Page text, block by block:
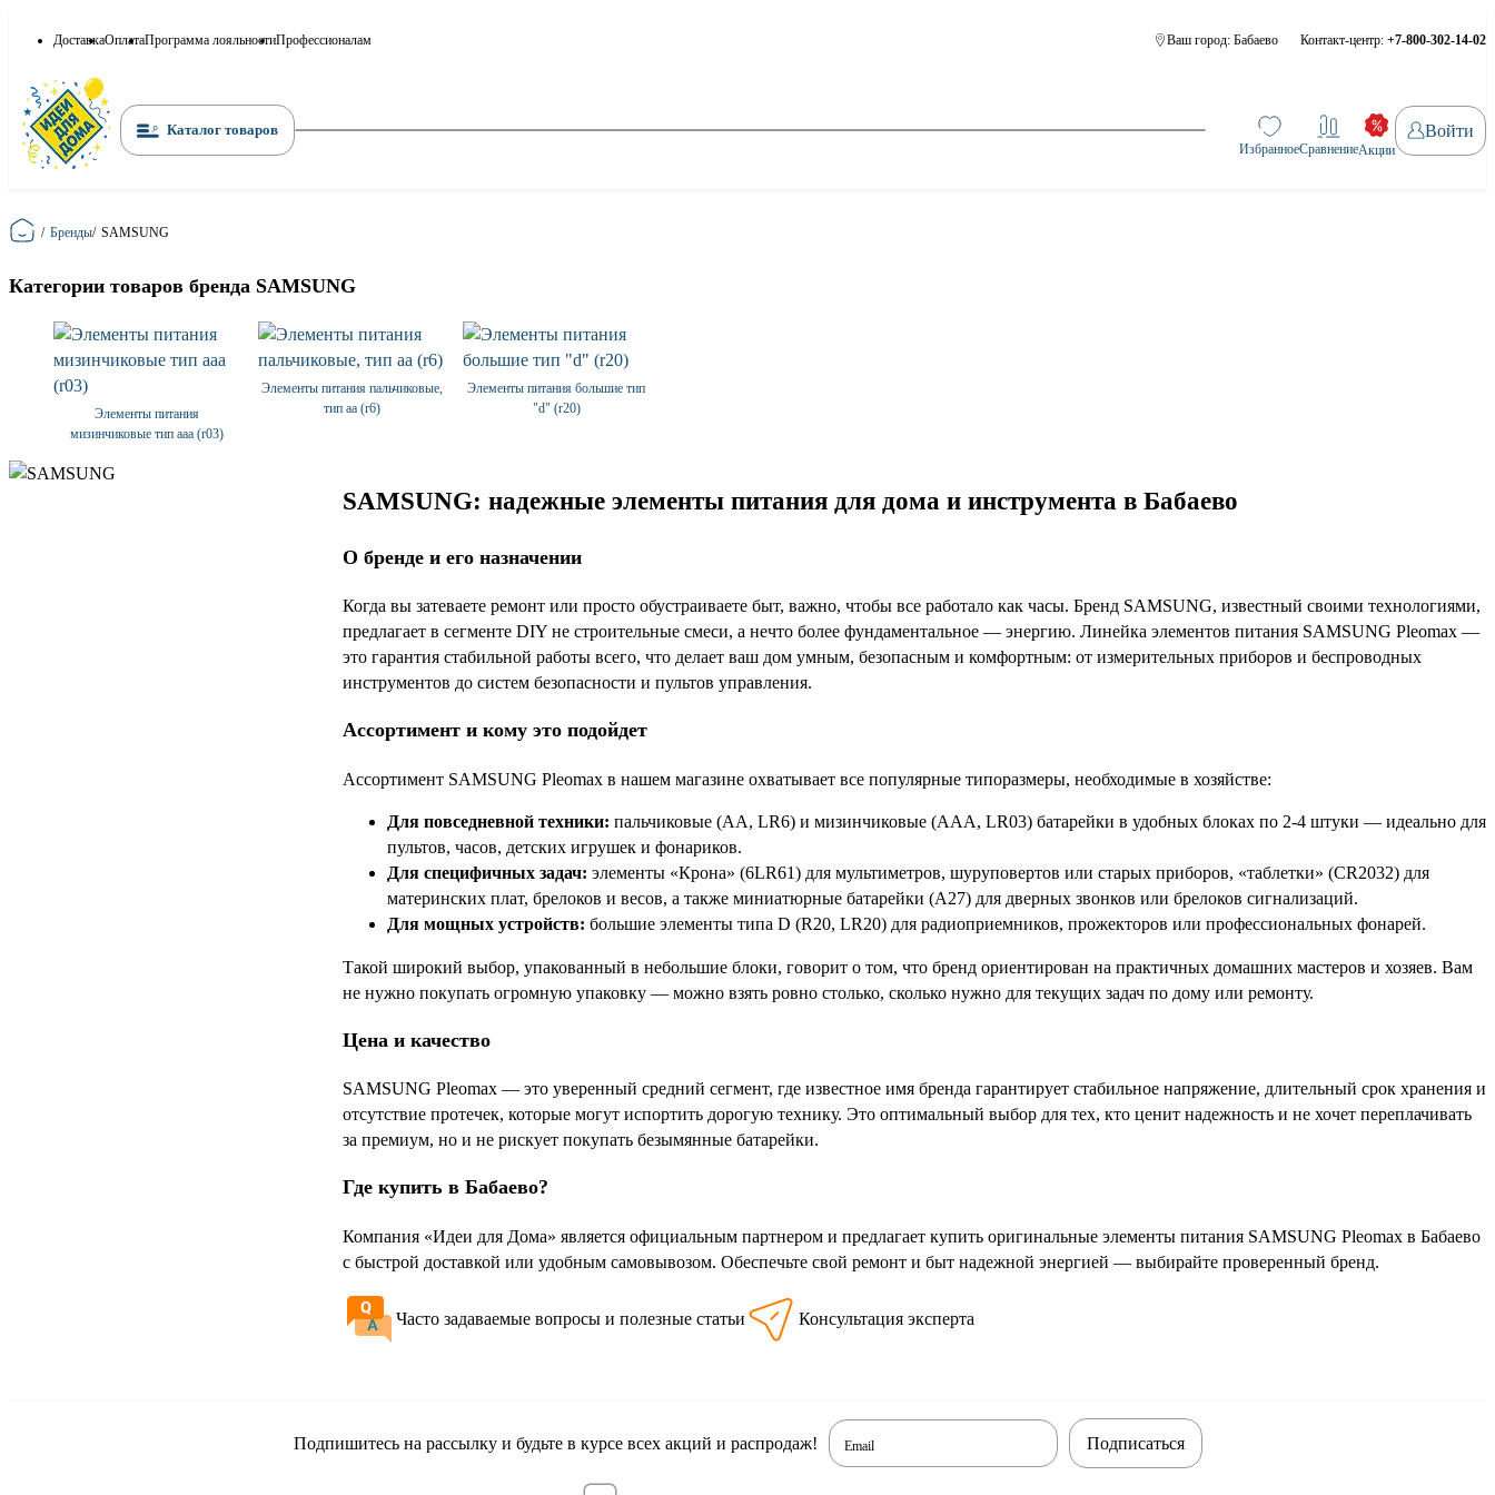
ДоставкаОплатаПрограмма лояльностиПрофессионалам Ваш город: Бабаево Контакт-центр: +7-800-302-14-02
Каталог товаров
ИзбранноеСравнениеАкции
Войти
Главная
/ Бренды/ SAMSUNG
Категории товаров бренда SAMSUNG
Элементы питания
мизинчиковые тип ааа (r03)
Элементы питания пальчиковые,
тип аа (r6)
Элементы питания большие тип
"d" (r20)
SAMSUNG: надежные элементы питания для дома и инструмента в Бабаево
О бренде и его назначении
Когда вы затеваете ремонт или просто обустраиваете быт, важно, чтобы все работало как часы. Бренд SAMSUNG, известный своими технологиями,
предлагает в сегменте DIY не строительные смеси, а нечто более фундаментальное — энергию. Линейка элементов питания SAMSUNG Pleomax —
это гарантия стабильной работы всего, что делает ваш дом умным, безопасным и комфортным: от измерительных приборов и беспроводных
инструментов до систем безопасности и пультов управления.
Ассортимент и кому это подойдет
Ассортимент SAMSUNG Pleomax в нашем магазине охватывает все популярные типоразмеры, необходимые в хозяйстве:
Для повседневной техники: пальчиковые (АА, LR6) и мизинчиковые (ААА, LR03) батарейки в удобных блоках по 2-4 штуки — идеально для
пультов, часов, детских игрушек и фонариков.
Для специфичных задач: элементы «Крона» (6LR61) для мультиметров, шуруповертов или старых приборов, «таблетки» (CR2032) для
материнских плат, брелоков и весов, а также миниатюрные батарейки (A27) для дверных звонков или брелоков сигнализаций.
Для мощных устройств: большие элементы типа D (R20, LR20) для радиоприемников, прожекторов или профессиональных фонарей.
Такой широкий выбор, упакованный в небольшие блоки, говорит о том, что бренд ориентирован на практичных домашних мастеров и хозяев. Вам
не нужно покупать огромную упаковку — можно взять ровно столько, сколько нужно для текущих задач по дому или ремонту.
Цена и качество
SAMSUNG Pleomax — это уверенный средний сегмент, где известное имя бренда гарантирует стабильное напряжение, длительный срок хранения и
отсутствие протечек, которые могут испортить дорогую технику. Это оптимальный выбор для тех, кто ценит надежность и не хочет переплачивать
за премиум, но и не рискует покупать безымянные батарейки.
Где купить в Бабаево?
Компания «Идеи для Дома» является официальным партнером и предлагает купить оригинальные элементы питания SAMSUNG Pleomax в Бабаево
с быстрой доставкой или удобным самовывозом. Обеспечьте свой ремонт и быт надежной энергией — выбирайте проверенный бренд.
Часто задаваемые вопросы и полезные статьи Консультация эксперта
Подпишитесь на рассылку и будьте в курсе всех акций и распродаж! Email Подписаться